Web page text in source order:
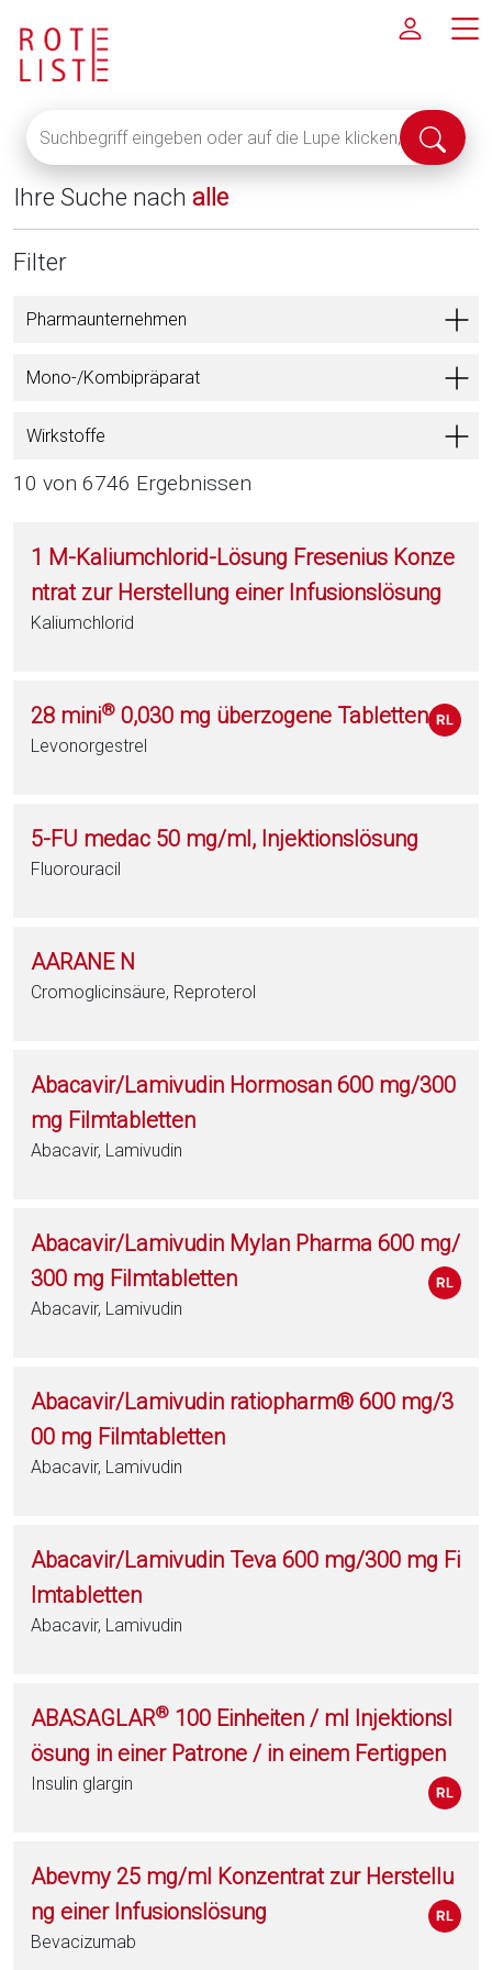
eingeben
oder
auf
die
Lupe
alle
anzuzeigen
Suche
Ihre Suche nach alle
Filter
Pharmaunternehmen
Mono-/Kombipräparat
Wirkstoffe
10 von 6746 Ergebnissen
1 M-Kaliumchlorid-Lösung Fresenius Konze
ntrat zur Herstellung einer Infusionslösung
Kaliumchlorid
28 mini® 0,030 mg überzogene Tabletten
Levonorgestrel
5-FU medac 50 mg/ml, Injektionslösung
Fluorouracil
AARANE N
Cromoglicinsäure, Reproterol
Abacavir/Lamivudin Hormosan 600 mg/300
mg Filmtabletten
Abacavir, Lamivudin
Abacavir/Lamivudin Mylan Pharma 600 mg/
300 mg Filmtabletten
Abacavir, Lamivudin
Abacavir/Lamivudin ratiopharm® 600 mg/3
00 mg Filmtabletten
Abacavir, Lamivudin
Abacavir/Lamivudin Teva 600 mg/300 mg Fi
lmtabletten
Abacavir, Lamivudin
ABASAGLAR® 100 Einheiten / ml Injektionsl
ösung in einer Patrone / in einem Fertigpen
Insulin glargin
Abevmy 25 mg/ml Konzentrat zur Herstellu
ng einer Infusionslösung
Bevacizumab